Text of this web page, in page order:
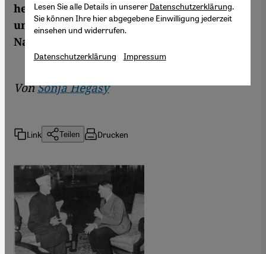
heute offen. Vielmehr ist das Thema selbst
unter Historikern in den Strudel des
Nahost-Konflikts geraten.
VonSonja Hegasy
Link Teilen Drucken
Lesen Sie alle Details in unserer Datenschutzerklärung.
Sie können Ihre hier abgegebene Einwilligung jederzeit
einsehen und widerrufen.
Datenschutzerklärung Impressum